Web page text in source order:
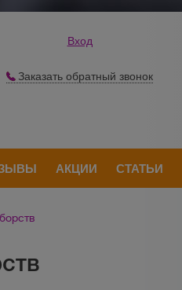
Вход
Заказать обратный звонок
АКЦИИ СТАТЬИ